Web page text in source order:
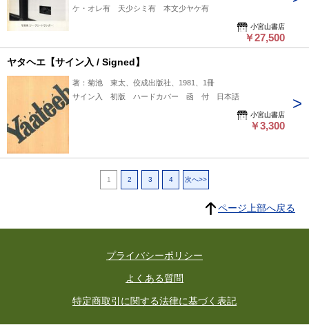
ケ・オレ有 天少シミ有 本文少ヤケ有
小宮山書店
￥27,500
ヤタヘエ【サイン入 / Signed】
著：菊池 東太、佼成出版社、1981、1冊
サイン入 初版 ハードカバー 函 付 日本語
小宮山書店
￥3,300
1 2 3 4 次へ>>
ページ上部へ戻る
プライバシーポリシー
よくある質問
特定商取引に関する法律に基づく表記